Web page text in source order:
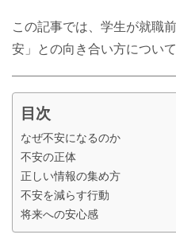
この記事では、学生が就職
安」との向き合い方について
目次
なぜ不安になるのか
不安の正体
正しい情報の集め方
不安を減らす行動
将来への安心感